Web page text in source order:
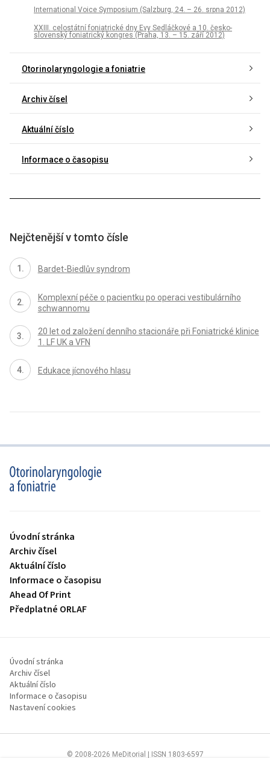
International Voice Symposium (Salzburg, 24. – 26. srpna 2012)
XXIII. celostátní foniatrické dny Evy Sedláčkové a 10. česko-
slovenský foniatrický kongres (Praha, 13. – 15. září 2012)
Otorinolaryngologie a foniatrie
Archiv čísel
Aktuální číslo
Informace o časopisu
Nejčtenější v tomto čísle
Bardet-Biedlův syndrom
Komplexní péče o pacientku po operaci vestibulárního
schwannomu
20 let od založení denního stacionáře při Foniatrické klinice
1. LF UK a VFN
Edukace jícnového hlasu
proLékaře.cz
Úvodní stránka
Archiv čísel
Aktuální číslo
Informace o časopisu
Ahead Of Print
Předplatné ORLAF
Úvodní stránka
Archiv čísel
Aktuální číslo
Informace o časopisu
Nastavení cookies
© 2008-2026 MeDitorial | ISSN 1803-6597